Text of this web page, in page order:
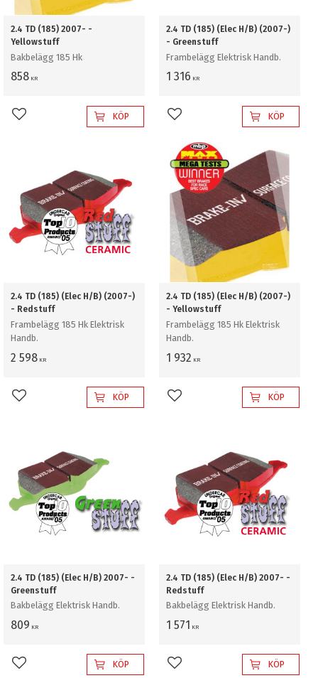
2.4 TD (185) 2007- -
Yellowstuff
Bakbelägg 185 Hk
858 KR
Lägg till i favoriterKÖP
2.4 TD (185) (Elec H/B) (2007-)
- Greenstuff
Frambelägg Elektrisk Handb.
1 316 KR
Lägg till i favoriterKÖP
2.4 TD (185) (Elec H/B) (2007-)
- Redstuff
Frambelägg 185 Hk Elektrisk
Handb.
2 598 KR
Lägg till i favoriterKÖP
2.4 TD (185) (Elec H/B) (2007-)
- Yellowstuff
Frambelägg 185 Hk Elektrisk
Handb.
1 932 KR
Lägg till i favoriterKÖP
2.4 TD (185) (Elec H/B) 2007- -
Greenstuff
Bakbelägg Elektrisk Handb.
809 KR
Lägg till i favoriterKÖP
2.4 TD (185) (Elec H/B) 2007- -
Redstuff
Bakbelägg Elektrisk Handb.
1 571 KR
Lägg till i favoriterKÖP